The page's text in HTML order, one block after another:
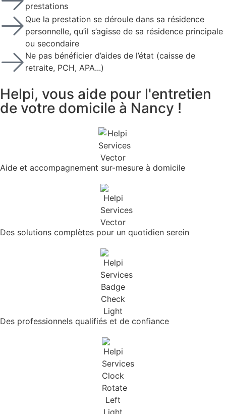
prestations
Que la prestation se déroule dans sa résidence
personnelle, qu’il s’agisse de sa résidence principale
ou secondaire
Ne pas bénéficier d’aides de l’état (caisse de
retraite, PCH, APA...)
Helpi, vous aide pour l'entretien
de votre domicile à Nancy !
Aide et accompagnement sur-mesure à domicile
Des solutions complètes pour un quotidien serein
Des professionnels qualifiés et de confiance